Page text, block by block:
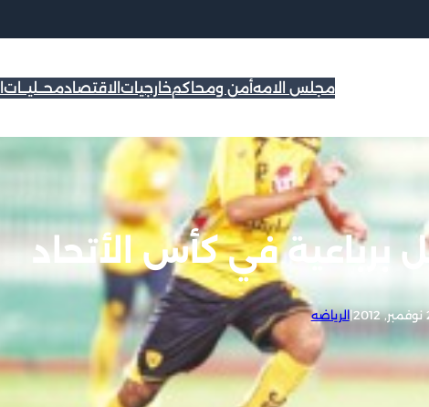
مجلس الامهأمن ومحاكمخارجيات الاقتصادمحــليــات
في كأس الأتحاد
|الرياضه